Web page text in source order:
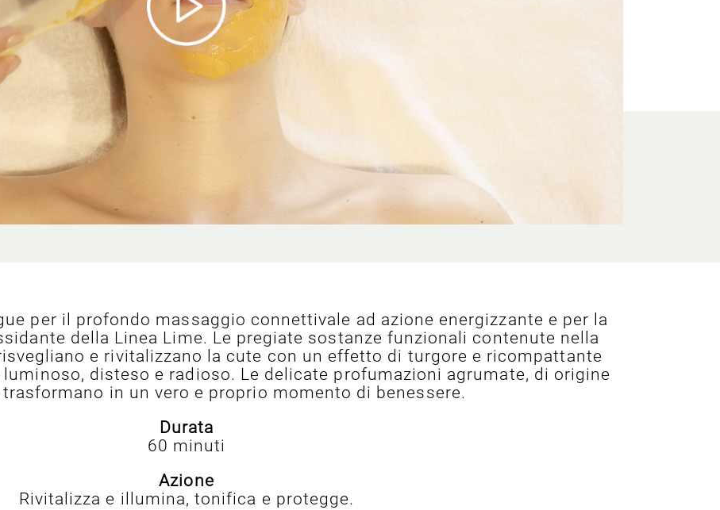
per il profondo massaggio connettivale ad azione energizzante e per la
della Linea Lime. Le pregiate sostanze funzionali contenute nella
e rivitalizzano la cute con un effetto di turgore e ricompattante
disteso e radioso. Le delicate profumazioni agrumate, di origine
in un vero e proprio momento di benessere.
Durata
60 minuti
Azione
Rivitalizza e illumina, tonifica e protegge.